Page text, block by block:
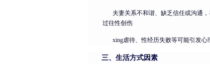
夫妻关系不和谐、缺乏信任或沟通，
过往性创伤
xing虐待、性经历失败等可能引发心
三、生活方式因素